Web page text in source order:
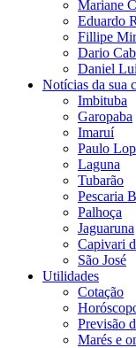
Mariane
Eduardo
Fillipe
Dario
Daniel
Notícias da sua
Imbituba
Garopaba
Imaruí
Paulo
Laguna
Tubarão
Pescaria
Palhoça
Jaguaruna
Capivari
São José
Utilidades
Cotação
Previsão
Marés e